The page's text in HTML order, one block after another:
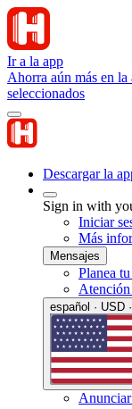
Ir a la app
Ahorra aún más en la
seleccionados
Descargar la
Sign in with
Iniciar
Más
Mensajes
Planea
español · USD